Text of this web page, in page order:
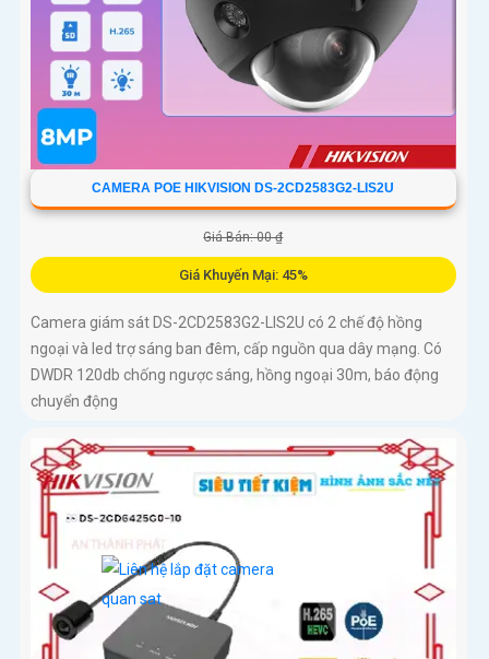
CAMERA POE HIKVISION DS-2CD2583G2-LIS2U
Giá Bán: 00 ₫
Giá Khuyến Mại: 45%
Camera giám sát DS-2CD2583G2-LIS2U có 2 chế độ hồng
ngoại và led trợ sáng ban đêm, cấp nguồn qua dây mạng. Có
DWDR 120db chống ngược sáng, hồng ngoại 30m, báo động
chuyển động